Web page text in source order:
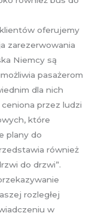
oferujemy
zarezerwowania
Niemcy są
pasażerom
dla nich
przez ludzi
które
plany do
również
do drzwi”.
rozległej
w